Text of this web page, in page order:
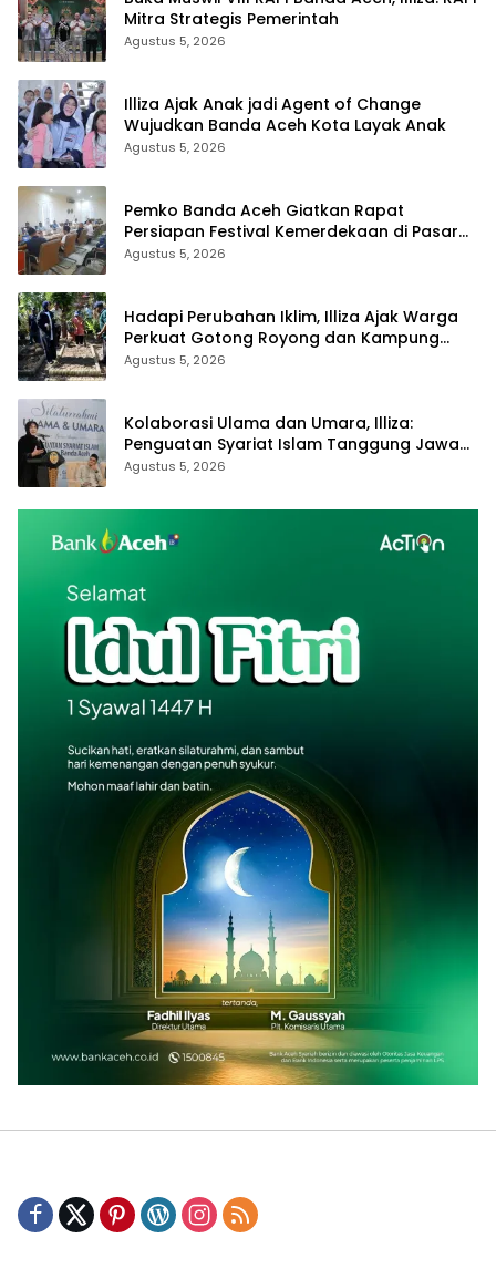
Mitra Strategis Pemerintah
Agustus 5, 2026
Illiza Ajak Anak jadi Agent of Change
Wujudkan Banda Aceh Kota Layak Anak
Agustus 5, 2026
Pemko Banda Aceh Giatkan Rapat
Persiapan Festival Kemerdekaan di Pasar
Atjeh
Agustus 5, 2026
Hadapi Perubahan Iklim, Illiza Ajak Warga
Perkuat Gotong Royong dan Kampung
Proklim
Agustus 5, 2026
Kolaborasi Ulama dan Umara, Illiza:
Penguatan Syariat Islam Tanggung Jawab
Bersama
Agustus 5, 2026